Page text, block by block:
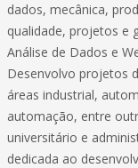
dados, mecânica,
qualidade, projetos e
Análise de Dados e
Desenvolvo projetos
áreas industrial,
automação, entre
universitário e
dedicada ao